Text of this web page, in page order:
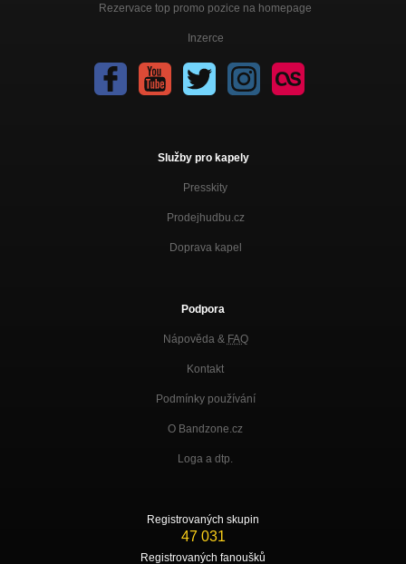
Rezervace top promo pozice na homepage
Inzerce
Služby pro kapely
Presskity
Prodejhudbu.cz
Doprava kapel
Podpora
Nápověda & FAQ
Kontakt
Podmínky používání
O Bandzone.cz
Loga a dtp.
Registrovaných skupin
47 031
Registrovaných fanoušků